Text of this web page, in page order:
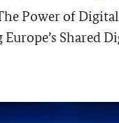
Power of
Shared